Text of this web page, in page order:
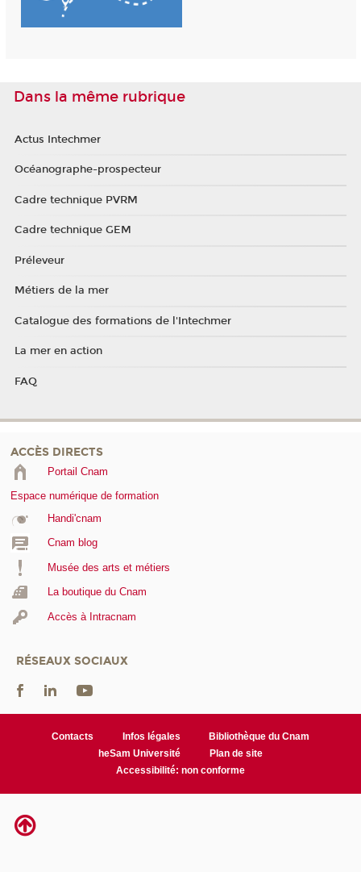
Dans la même rubrique
Actus Intechmer
Océanographe-prospecteur
Cadre technique PVRM
Cadre technique GEM
Préleveur
Métiers de la mer
Catalogue des formations de l'Intechmer
La mer en action
FAQ
ACCÈS DIRECTS
Portail Cnam
Espace numérique de formation
Handi'cnam
Cnam blog
Musée des arts et métiers
La boutique du Cnam
Accès à Intracnam
RÉSEAUX SOCIAUX
Contacts Infos légales
Bibliothèque du Cnam
heSam Université
Plan de site
Accessibilité: non conforme